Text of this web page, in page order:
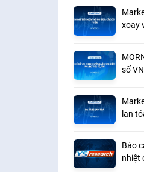
xoay
số
lan
Báo
nhiệt